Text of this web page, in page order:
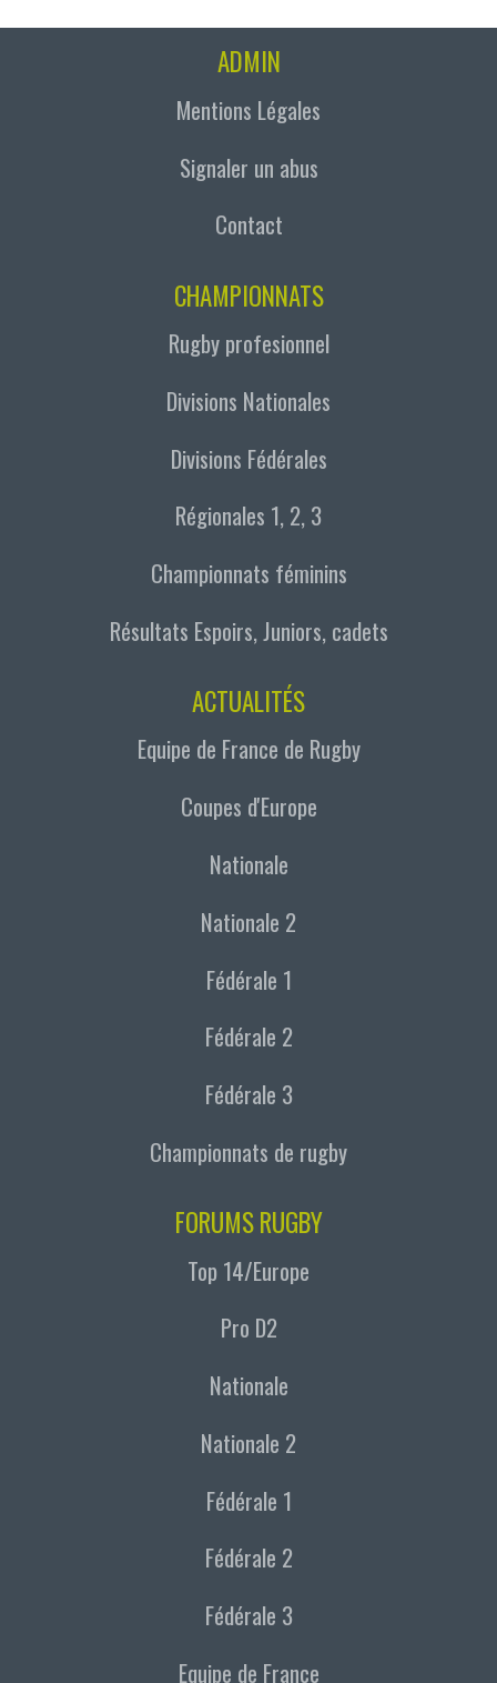
ADMIN
Mentions Légales
Signaler un abus
Contact
CHAMPIONNATS
Rugby profesionnel
Divisions Nationales
Divisions Fédérales
Régionales 1, 2, 3
Championnats féminins
Résultats Espoirs, Juniors, cadets
ACTUALITÉS
Equipe de France de Rugby
Coupes d'Europe
Nationale
Nationale 2
Fédérale 1
Fédérale 2
Fédérale 3
Championnats de rugby
FORUMS RUGBY
Top 14/Europe
Pro D2
Nationale
Nationale 2
Fédérale 1
Fédérale 2
Fédérale 3
Equipe de France